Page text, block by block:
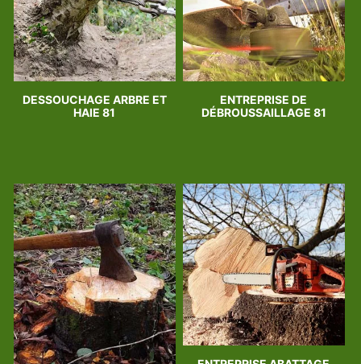
DESSOUCHAGE ARBRE ET
HAIE 81
ENTREPRISE DE
DÉBROUSSAILLAGE 81